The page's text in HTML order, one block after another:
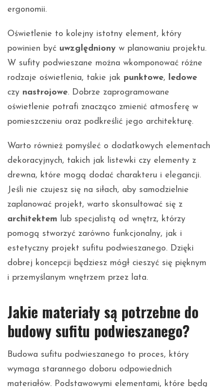
ergonomii.
Oświetlenie to kolejny istotny element, który
powinien być uwzględniony w planowaniu projektu.
W sufity podwieszane można wkomponować różne
rodzaje oświetlenia, takie jak punktowe, ledowe
czy nastrojowe. Dobrze zaprogramowane
oświetlenie potrafi znacząco zmienić atmosferę w
pomieszczeniu oraz podkreślić jego architekturę.
Warto również pomyśleć o dodatkowych elementach
dekoracyjnych, takich jak listewki czy elementy z
drewna, które mogą dodać charakteru i elegancji.
Jeśli nie czujesz się na siłach, aby samodzielnie
zaplanować projekt, warto skonsultować się z
architektem lub specjalistą od wnętrz, którzy
pomogą stworzyć zarówno funkcjonalny, jak i
estetyczny projekt sufitu podwieszanego. Dzięki
dobrej koncepcji będziesz mógł cieszyć się pięknym
i przemyślanym wnętrzem przez lata.
Jakie materiały są potrzebne do
budowy sufitu podwieszanego?
Budowa sufitu podwieszanego to proces, który
wymaga starannego doboru odpowiednich
materiałów. Podstawowymi elementami, które będą